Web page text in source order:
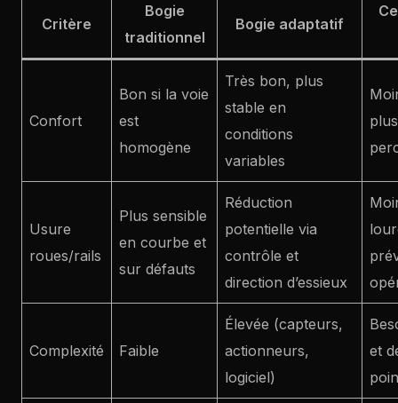
Critère
Bogie
traditionnel
Bogie adaptatif
Confort
Bon si la voie
est
homogène
Très bon, plus
stable en
conditions
variables
Usure
roues/rails
Plus sensible
en courbe et
sur défauts
Réduction
potentielle via
contrôle et
direction d’essieux
Complexité Faible
Élevée (capteurs,
actionneurs,
logiciel)
et